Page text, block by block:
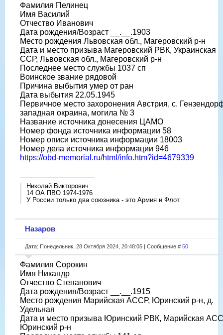
Фамилия Пелинец
Имя Василий
Отчество Иванович
Дата рождения/Возраст __.__.1903
Место рождения Львовская обл., Магеровский р-н
Дата и место призыва Магеровский РВК, Украинская
ССР, Львовская обл., Магеровский р-н
Последнее место службы 1037 сп
Воинское звание рядовой
Причина выбытия умер от ран
Дата выбытия 22.05.1945
Первичное место захоронения Австрия, с.
западная окраина, могила № 3
Название источника донесения ЦАМО
Номер фонда источника информации 58
Номер описи источника информации 18003
Номер дела источника информации 946
https://obd-memorial.ru/html/info.htm?id=4679339
Николай Викторович
14 ОА ПВО 1974-1976
У России только два союзника - это Армия и Флот
Назаров
Дата: Понедельник, 28 Октября 2024, 20:48:05 | Сообщение # 50
Фамилия Сорокин
Имя Никандр
Отчество Степанович
Дата рождения/Возраст __.__.1915
Место рождения Марийская АССР, Юринский р-н, д.
Удельная
Дата и место призыва Юринский РВК, Марийская
Юринский р-н